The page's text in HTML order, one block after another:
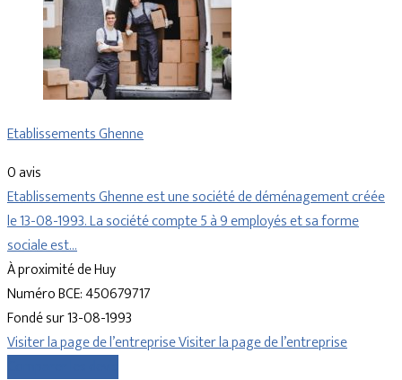
Etablissements Ghenne
0 avis
Etablissements Ghenne est une société de déménagement créée
le 13-08-1993. La société compte 5 à 9 employés et sa forme
sociale est…
À proximité de Huy
Numéro BCE: 450679717
Fondé sur 13-08-1993
Visiter la page de l’entrepriseVisiter la page de l’entreprise